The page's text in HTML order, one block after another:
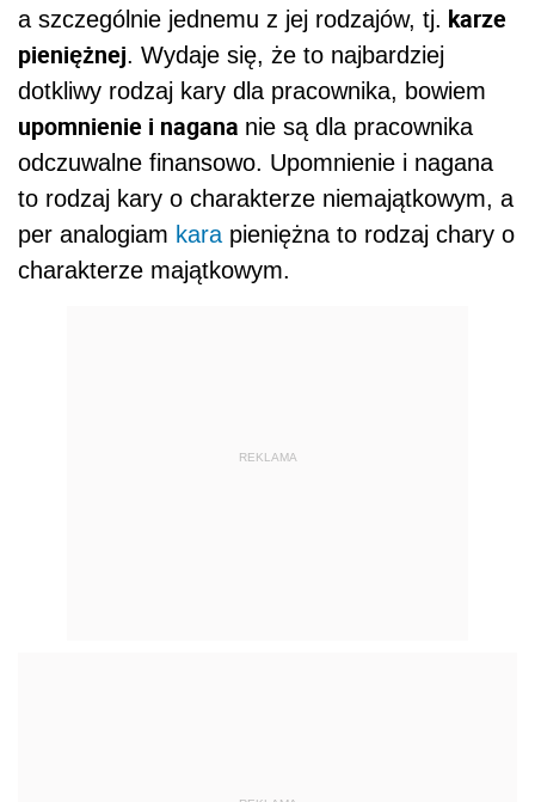
a szczególnie jednemu z jej rodzajów, tj. karze
pieniężnej. Wydaje się, że to najbardziej
dotkliwy rodzaj kary dla pracownika, bowiem
upomnienie i nagana nie są dla pracownika
odczuwalne finansowo. Upomnienie i nagana
to rodzaj kary o charakterze niemajątkowym, a
per analogiam kara pieniężna to rodzaj chary o
charakterze majątkowym.
REKLAMA